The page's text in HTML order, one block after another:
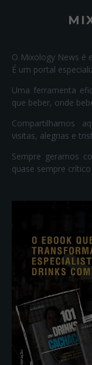
O Mixology News é
É um portal
Uma ferramenta
que beber, onde
Compartilhamos
visitas, alegrias e
Sempre geramos
quase sempre